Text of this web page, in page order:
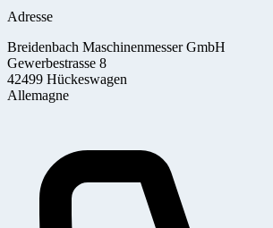
Adresse
Breidenbach Maschinenmesser GmbH
Gewerbestrasse 8
42499 Hückeswagen
Allemagne